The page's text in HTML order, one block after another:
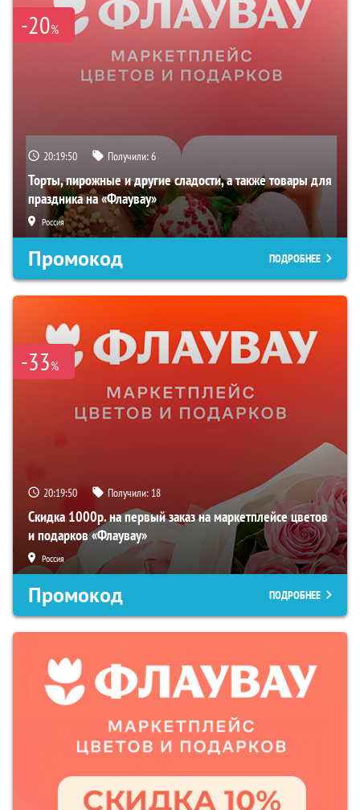
-20%
20:19:49 Получили:6
Торты, пирожные и другие сладости, а также товары для
праздника на «Флаувау»
Россия
Промокод ПОДРОБНЕЕ
-33%
20:19:49 Получили: 18
Скидка 1000р. на первый заказ на маркетплейсе цветов
и подарков «Флаувау»
Россия
Промокод ПОДРОБНЕЕ